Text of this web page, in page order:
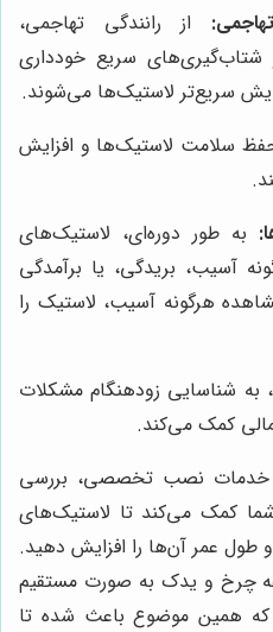
از رانندگی تهاجمی،
شتاب‌گیری‌های سریع خودداری
سریع‌تر لاستیک‌ها می‌شوند.
حفظ سلامت لاستیک‌ها و افزایش
به طور دوره‌ای، لاستیک‌های
آسیب، بریدگی، یا برآمدگی
هرگونه آسیب، لاستیک را
به شناسایی زودهنگام مشکلات
کمک می‌کند.
خدمات نصب تخصصی، بررسی
شما کمک می‌کند تا لاستیک‌های
طول عمر آن‌ها را افزایش دهید.
چرخ و یدک به صورت مستقیم
همین موضوع باعث شده تا